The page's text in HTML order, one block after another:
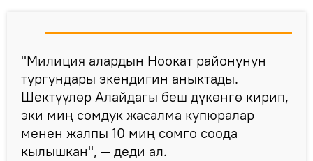
"Милиция алардын Ноокат районунун
тургундары экендигин аныктады.
Шектүүлөр Алайдагы беш дүкөнгө кирип,
эки миң сомдук жасалма купюралар
менен жалпы 10 миң сомго соода
кылышкан", — деди ал.